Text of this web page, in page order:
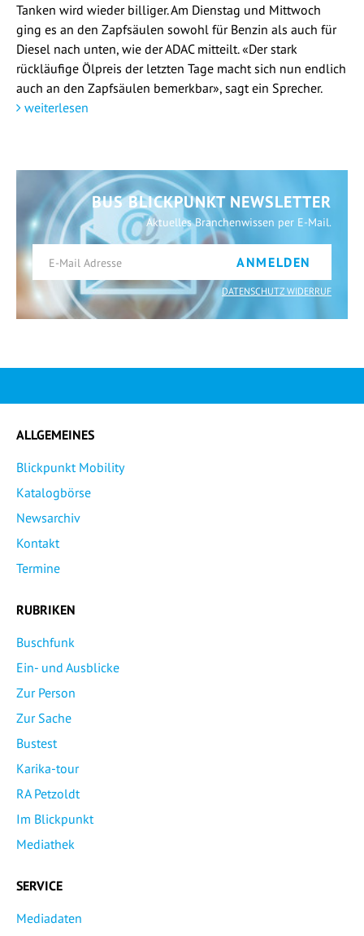
Tanken wird wieder billiger. Am Dienstag und Mittwoch
ging es an den Zapfsäulen sowohl für Benzin als auch für
Diesel nach unten, wie der ADAC mitteilt. «Der stark
rückläufige Ölpreis der letzten Tage macht sich nun endlich
auch an den Zapfsäulen bemerkbar», sagt ein Sprecher.
weiterlesen
BUS BLICKPUNKT NEWSLETTER
Aktuelles Branchenwissen per E-Mail.
ANMELDEN
DATENSCHUTZ WIDERRUF
ALLGEMEINES
Blickpunkt Mobility
Katalogbörse
Newsarchiv
Kontakt
Termine
RUBRIKEN
Buschfunk
Ein- und Ausblicke
Zur Person
Zur Sache
Bustest
Karika-tour
RA Petzoldt
Im Blickpunkt
Mediathek
SERVICE
Mediadaten